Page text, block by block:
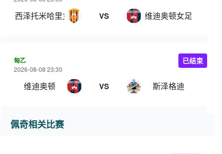
西泽托米哈里女足 VS 维迪奥顿女足
匈乙
2026-08-08 23:30
维迪奥顿 VS 斯泽格迪
已结束
佩奇相关比赛